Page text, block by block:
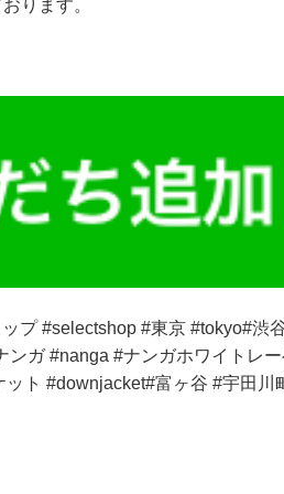
ります。
プ #selectshop #東京 #tokyo#渋
ガ #nanga #ナンガホワイトレ
ト #downjacket#富ヶ谷 #宇田川